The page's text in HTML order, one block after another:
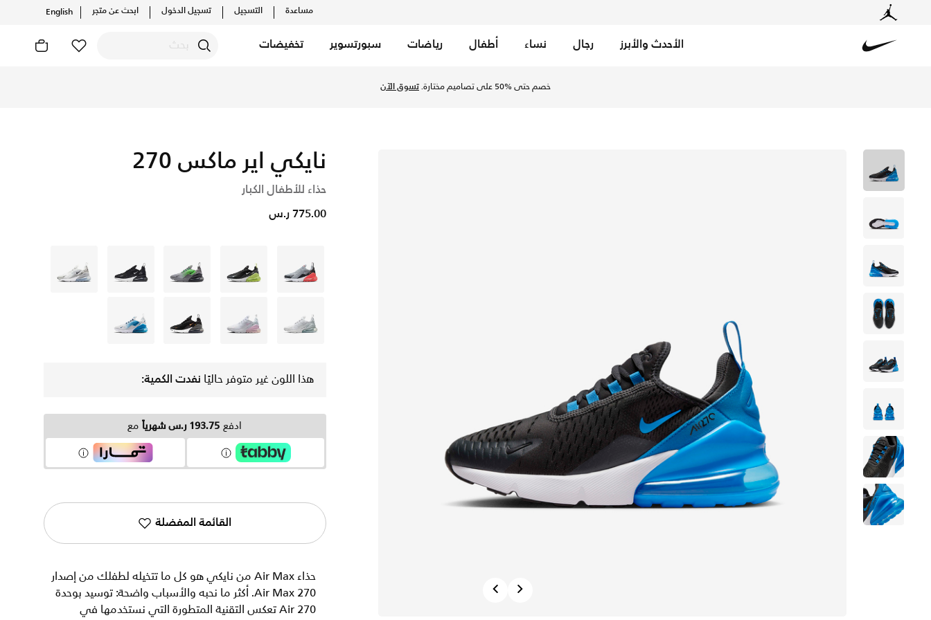
مساعدة التسجيل تسجيل الدخول ابحث عن متجر English
الأحدث والأبرز رجال نساء أطفال رياضات سبورتسوير تخفيضات
خصم حتى %50 على تصاميم مختارة. تسوق الآن
Next
نايكي اير ماكس 270
حذاء للأطفال الكبار
775.00 ر.س
رمادي أسود رمادي أسود رمادي
أبيض أبيض رمادي أبيض
هذا اللون غير متوفر حاليًا نفدت الكمية:
ادفع 193.75 ر.س شهرياً مع
القائمة المفضلة
حذاء Air Max من نايكي هو كل ما تتخيله لطفلك من إصدار
Air Max 270. أكثر ما نحبه والأسباب واضحة: توسيد بوحدة
Air 270 تعكس التقنية المتطورة التي نستخدمها في